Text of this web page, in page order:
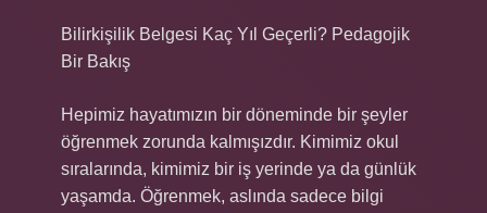
Bilirkişilik Belgesi Kaç Yıl Geçerli? Pedagojik
Bir Bakış
Hepimiz hayatımızın bir döneminde bir şeyler
öğrenmek zorunda kalmışızdır. Kimimiz okul
sıralarında, kimimiz bir iş yerinde ya da günlük
yaşamda. Öğrenmek, aslında sadece bilgi